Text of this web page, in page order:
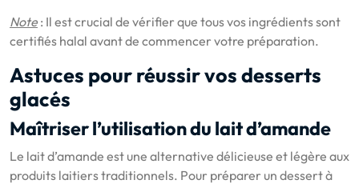
Note : Il est crucial de vérifier que tous vos ingrédients sont
certifiés halal avant de commencer votre préparation.
Astuces pour réussir vos desserts
glacés
Maîtriser l’utilisation du lait d’amande
Le lait d’amande est une alternative délicieuse et légère aux
produits laitiers traditionnels. Pour préparer un dessert à